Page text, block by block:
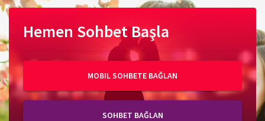
Hemen Sohbet Başla
MOBIL SOHBETE BAĞLAN
SOHBET BAĞLAN